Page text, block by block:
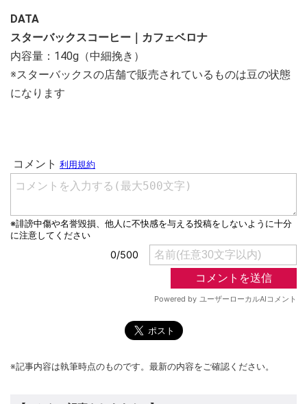
DATA
スターバックスコーヒー｜カフェベロナ
内容量：140g（中細挽き）
※スターバックスの店舗で販売されているものは豆の状態
になります
※記事内容は執筆時点のものです。最新の内容をご確認ください。